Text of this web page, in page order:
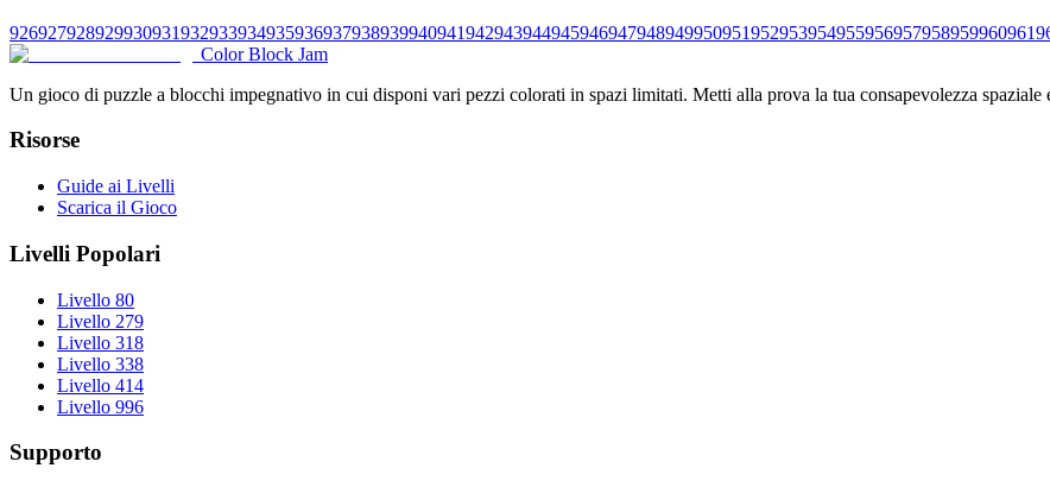
926927928929930931932933934935936937938939940941942943944945946947948949950951952953954955956957958959960961
Color Block Jam
Un gioco di puzzle a blocchi impegnativo in cui disponi vari pezzi colorati in spazi limitati. Metti alla prova la tua consapevolezza
Risorse
Guide ai Livelli
Scarica il Gioco
Livelli Popolari
Livello 80
Livello 279
Livello 318
Livello 338
Livello 414
Livello 996
Supporto